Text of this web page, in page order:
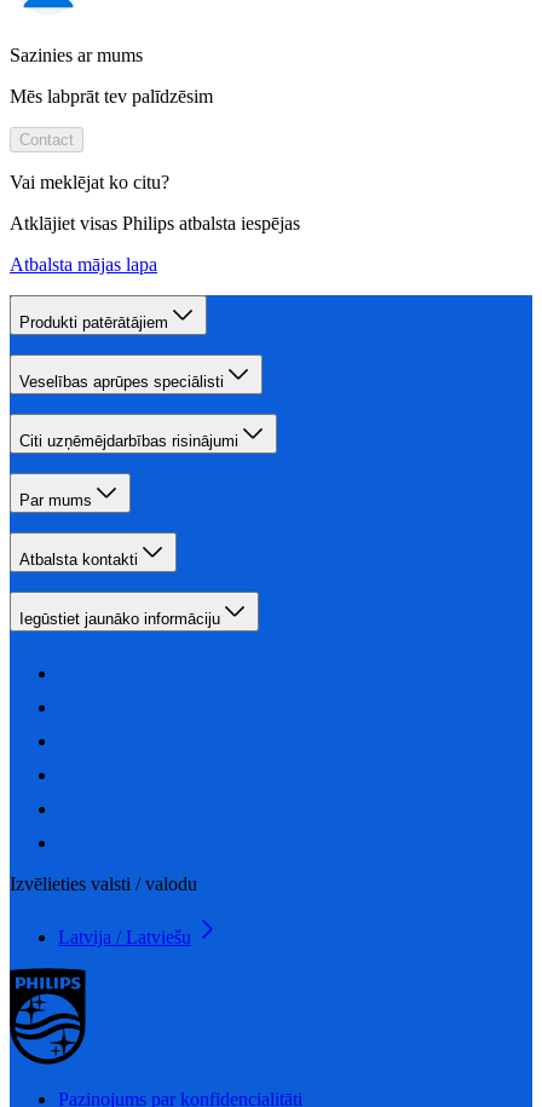
Sazinies ar mums
Mēs labprāt tev palīdzēsim
Contact
Vai meklējat ko citu?
Atklājiet visas Philips atbalsta iespējas
Atbalsta mājas lapa
Produkti patērātājiem
Veselības aprūpes speciālisti
Citi uzņēmējdarbības risinājumi
Par mums
Atbalsta kontakti
Iegūstiet jaunāko informāciju
Izvēlieties valsti / valodu
Latvija / Latviešu
Paziņojums par konfidencialitāti